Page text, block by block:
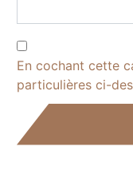
En cochant cette
particulières ci-